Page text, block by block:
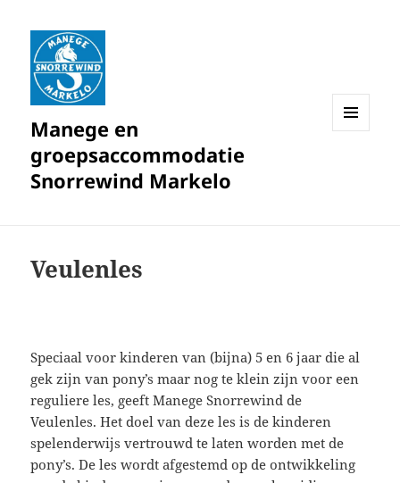
Manege en
groepsaccommodatie
Snorrewind Markelo
Veulenles
Speciaal voor kinderen van (bijna) 5 en 6 jaar die al
gek zijn van pony’s maar nog te klein zijn voor een
reguliere les, geeft Manege Snorrewind de
Veulenles. Het doel van deze les is de kinderen
spelenderwijs vertrouwd te laten worden met de
pony’s. De les wordt afgestemd op de ontwikkeling